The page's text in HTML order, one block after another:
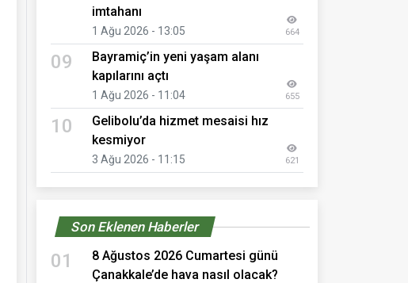
imtahanı
1 Ağu 2026 - 13:05 664
09
Bayramiç’in yeni yaşam alanı
kapılarını açtı
1 Ağu 2026 - 11:04 655
10
Gelibolu’da hizmet mesaisi hız
kesmiyor
3 Ağu 2026 - 11:15 621
Son Eklenen Haberler
01
8 Ağustos 2026 Cumartesi günü
Çanakkale’de hava nasıl olacak?